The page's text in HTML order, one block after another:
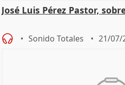
José Luis Pérez Pastor,
Sonido Totales 21/07/